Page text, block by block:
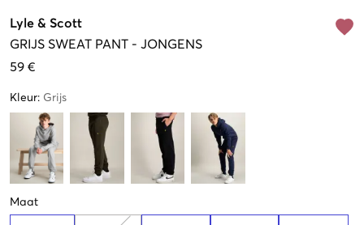
Lyle & Scott
GRIJS SWEAT PANT - JONGENS
59 €
Kleur: Grijs
Maat